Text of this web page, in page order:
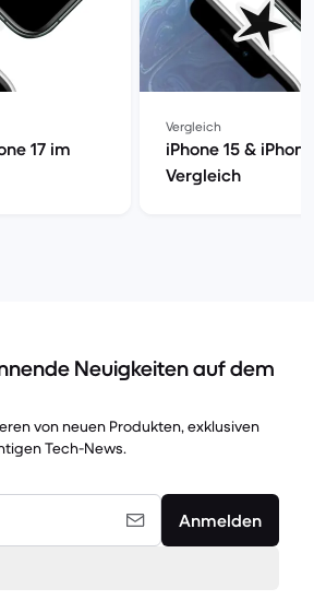
17 im
Vergleich
iPhone 15 &
Vergleich
Neuigkeiten auf dem
von neuen Produkten, exklusiven
Tech-News.
Anmelden